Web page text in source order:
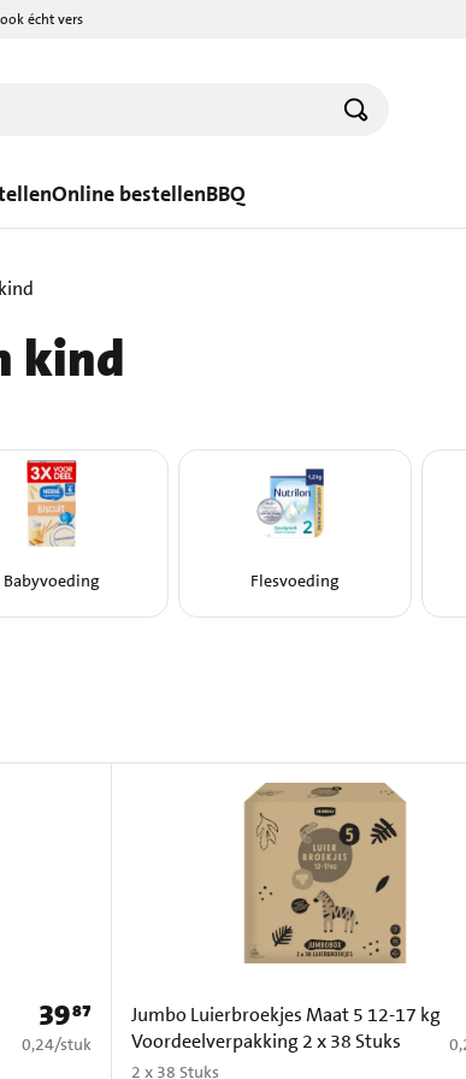
écht vers
Online bestellenBBQ
kind
Babyvoeding Flesvoeding
Prijs: € 39,87
3987
€ 0,24 per stuk
0,24/stuk
Jumbo Luierbroekjes Maat 5 12-17 kg
Voordeelverpakking 2 x 38 Stuks
2 x 38 Stuks
€